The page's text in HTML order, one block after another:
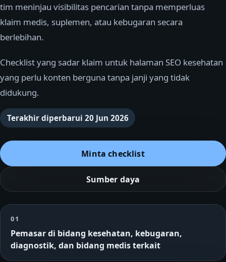
tim meninjau visibilitas pencarian tanpa memperluas
klaim medis, suplemen, atau kebugaran secara
berlebihan.
Checklist yang sadar klaim untuk halaman SEO kesehatan
yang perlu konten berguna tanpa janji yang tidak
didukung.
Terakhir diperbarui 20 Jun 2026
Minta checklist
Sumber daya
01
Pemasar di bidang kesehatan, kebugaran,
diagnostik, dan bidang medis terkait